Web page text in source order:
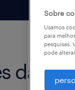
da
Sobre
Usamos
para
pesquisas.
pode